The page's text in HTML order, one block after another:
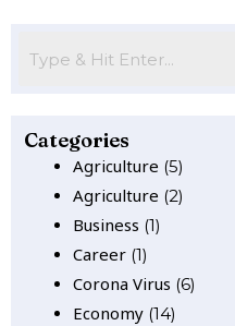
Categories
Agriculture (5)
Agriculture (2)
Business (1)
Career (1)
Corona Virus (6)
Economy (14)